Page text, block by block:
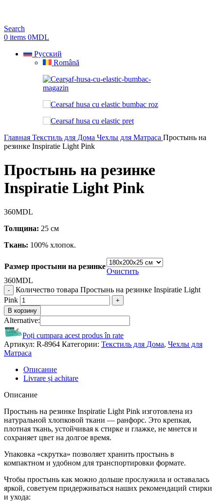
Search
0 items 0MDL
Русский
Română
Главная Текстиль для Дома Чехлы для Матраса Простынь на
резинке Inspiratie Light Pink
Простынь на резинке
Inspiratie Light Pink
360MDL
Толщина: 25 см
Ткань: 100% хлопок.
Размер простыни на резинке
Очистить
360MDL
Количество товара Простынь на резинке Inspiratie Light
Pink
В корзину
Alternative:
Poți cumpara acest produs în rate
Артикул: R-8964 Категории: Текстиль для Дома, Чехлы для
Матраса
Описание
Livrare și achitare
Описание
Простынь на резинке Inspiratie Light Pink изготовлена из
натуральной хлопковой ткани — ранфорс. Это крепкая,
плотная ткань, устойчивая к стирке и глажке, не мнется и
сохраняет цвет на долгое время.
Упаковка «скрутка» позволяет хранить простынь в
компактном и удобном для транспортировки формате.
Чтобы простынь как можно дольше прослужила и оставалась
яркой, советуем придерживаться наших рекомендаций стирки
и ухода: